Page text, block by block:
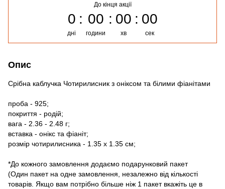
До кінця акції
0
дні
00
години
00
хв
00
сек
Опис
Срібна каблучка Чотирилисник з оніксом та білими фіанітами
проба - 925;
покриття - родій;
вага - 2.36 - 2.48 г;
вставка - онікс та фіаніт;
розмір чотирилисника - 1.35 х 1.35 см;
*До кожного замовлення додаємо подарунковий пакет
(Один пакет на одне замовлення, незалежно від кількості
товарів. Якщо вам потрібно більше ніж 1 пакет вкажіть це в